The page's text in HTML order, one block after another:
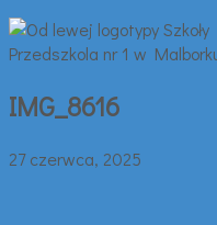
IMG_8616
27 czerwca, 2025